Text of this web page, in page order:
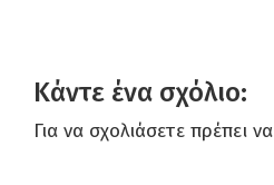
Κάντε ένα σχόλιο:
Για να σχολιάσετε πρέπει να